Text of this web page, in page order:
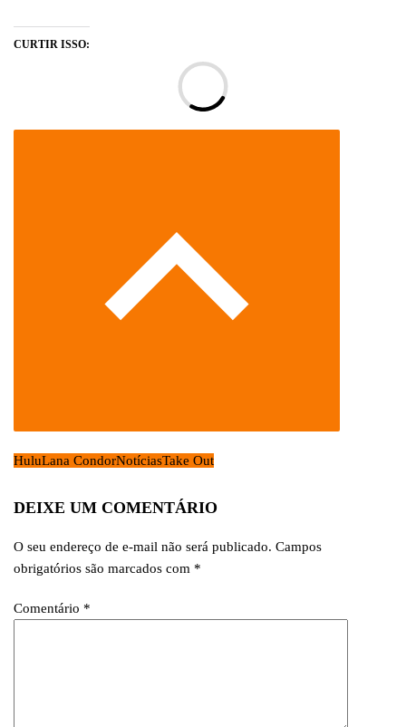
CURTIR ISSO:
HuluLana CondorNotíciasTake Out
DEIXE UM COMENTÁRIO
O seu endereço de e-mail não será publicado. Campos
obrigatórios são marcados com *
Comentário *